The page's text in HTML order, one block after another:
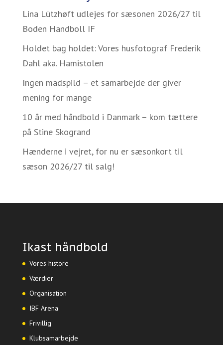
Lina Lützhøft udlejes for sæsonen 2026/27 til
Boden Handboll IF
Holdet bag holdet: Vores husfotograf Frederik
Dahl aka. Hamistolen
Ingen madspild – et samarbejde der giver
mening for mange
10 år med håndbold i Danmark – kom tættere
på Stine Skogrand
Hænderne i vejret, for nu er sæsonkort til
sæson 2026/27 til salg!
Ikast håndbold
Vores histore
Værdier
Organisation
IBF Arena
Frivillig
Klubsamarbejde